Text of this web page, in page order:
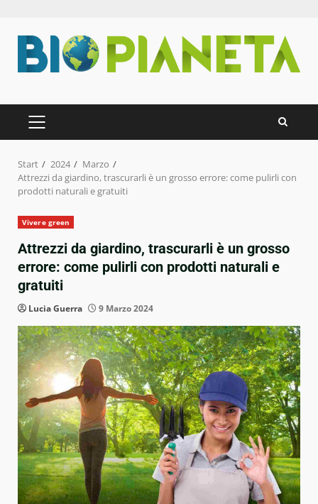
Inhalt
springen
PRIMÄRES
MENÜ
Start 2024
Marzo
Attrezzi da giardino, trascurarli è un grosso errore: come pulirli con
prodotti naturali e gratuiti
Vivere green
Attrezzi da giardino, trascurarli è un grosso
errore: come pulirli con prodotti naturali e
gratuiti
Lucia Guerra 9 Marzo 2024